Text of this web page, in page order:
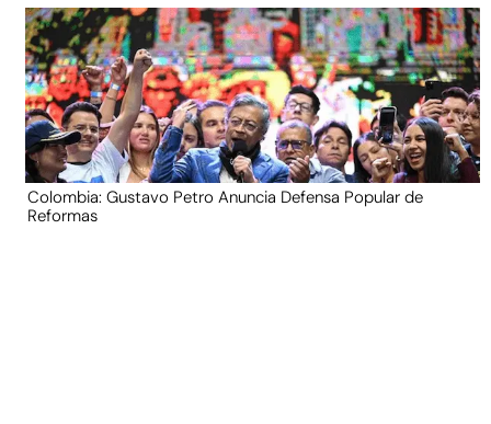
Colombia: Gustavo Petro Anuncia Defensa Popular de
Reformas